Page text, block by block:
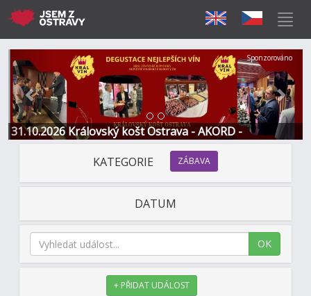
31.10.2026 Královský košt Ostrava - AKORD -
Restaurace a Hotel
Předchozí Další
Sponzorováno
KATEGORIE ZÁBAVA
DATUM
OK
+ PŘIDAT UDÁLOST